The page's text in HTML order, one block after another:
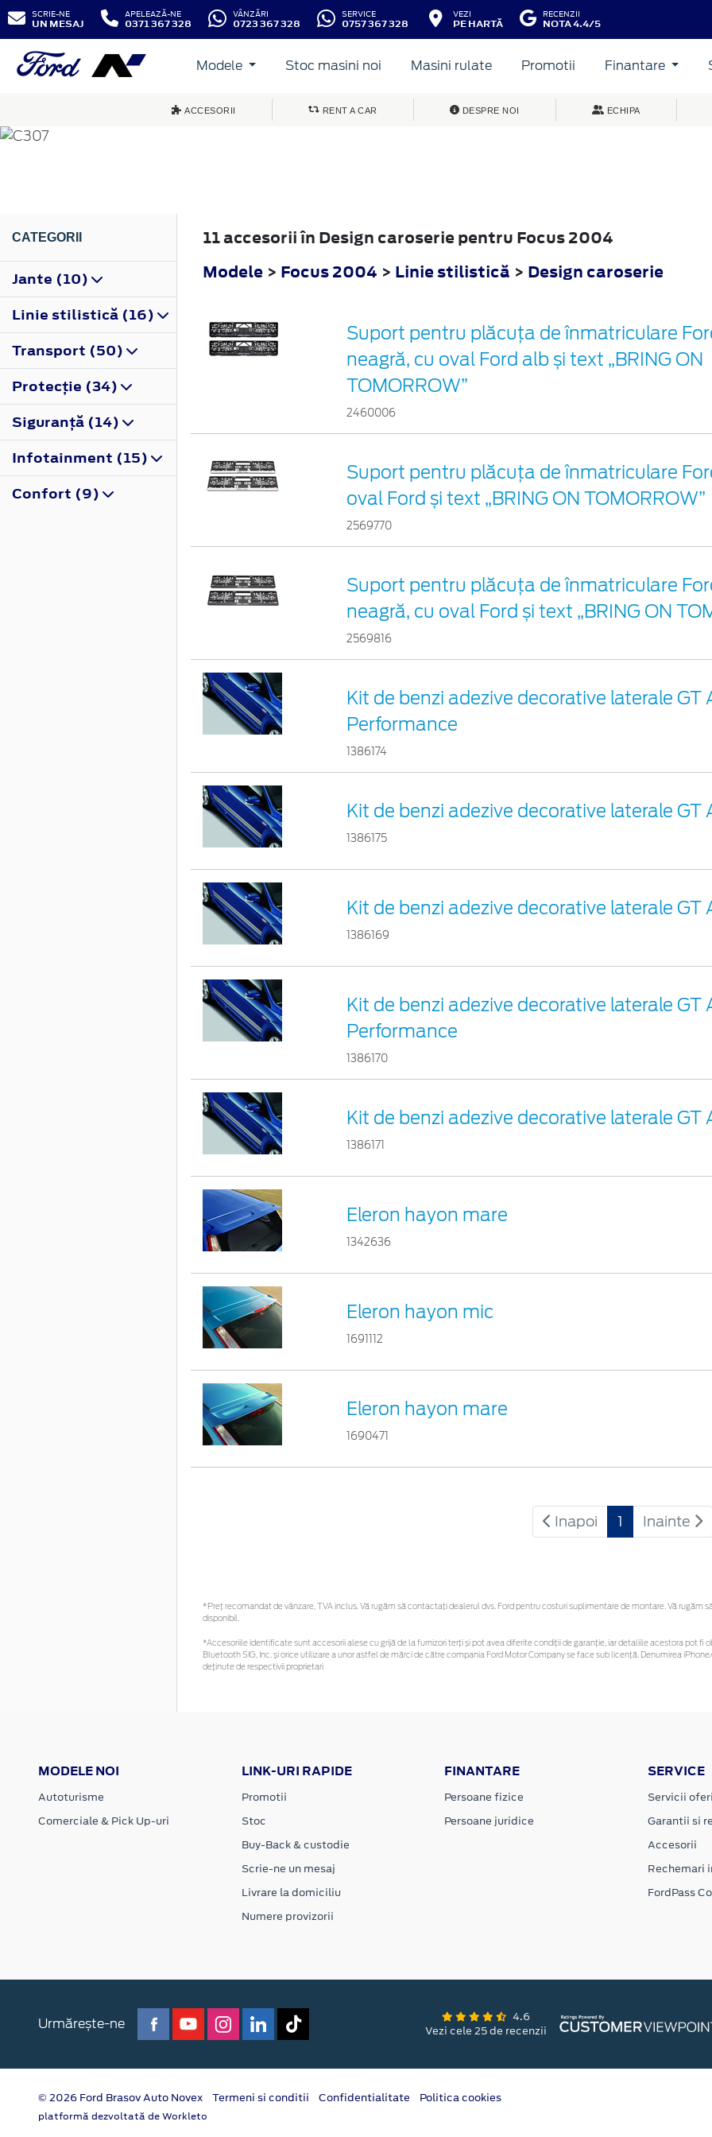
SCRIE-NE
UN MESAJ
APELEAZĂ-NE
0371 367 328
VÂNZĂRI
0723 367 328
SERVICE
0757 367 328
VEZI
PE HARTĂ
RECENZII
NOTA 4.4/5
Modele Stoc masini noi Masini rulate Promotii Finantare
ACCESORII RENT A CAR DESPRE NOI ECHIPA
CATEGORII
Jante (10)
Linie stilistică (16)
Transport (50)
Protecţie (34)
Siguranţă (14)
Infotainment (15)
Confort (9)
11 accesorii în Design caroserie pentru Focus 2004
Modele > Focus 2004 > Linie stilistică > Design caroserie
Suport pentru plăcuța de înmatriculare
neagră, cu oval Ford alb și text „BRING ON
TOMORROW”
2460006
Suport pentru plăcuța de înmatriculare
oval Ford și text „BRING ON TOMORROW”
2569770
Suport pentru plăcuța de înmatriculare
neagră, cu oval Ford și text „BRING ON
2569816
Kit de benzi adezive decorative laterale GT
Performance
1386174
Kit de benzi adezive decorative laterale GT
1386175
Kit de benzi adezive decorative laterale GT
1386169
Kit de benzi adezive decorative laterale GT
Performance
1386170
Kit de benzi adezive decorative laterale GT
1386171
Eleron hayon mare
1342636
Eleron hayon mic
1691112
Eleron hayon mare
1690471
Inapoi 1 Inainte
*Preţ recomandat de vânzare, TVA inclus. Vă rugăm să contactaţi dealerul dvs. Ford pentru costuri suplimentare de montare. Vă
disponibil.
*Accesoriile identificate sunt accesorii alese cu grijă de la furnizori terți și pot avea diferite condiții de garanție, iar detaliile acestora pot
Bluetooth SIG, Inc. și orice utilizare a unor astfel de mărci de către compania Ford Motor Company se face sub licență. Denumirea
deținute de respectivii proprietari
MODELE NOI
Autoturisme
Comerciale & Pick Up-uri
LINK-URI RAPIDE
Promotii
Stoc
Buy-Back & custodie
Scrie-ne un mesaj
Livrare la domiciliu
Numere provizorii
FINANTARE
Persoane fizice
Persoane juridice
SERVICE
Servicii
Garantii si
Accesorii
Rechemari
FordPass
Urmărește-ne
4.6
Vezi cele 25 de recenzii
© 2026 Ford Brasov Auto Novex Termeni si conditii Confidentialitate Politica cookies
platformă dezvoltată de Workleto